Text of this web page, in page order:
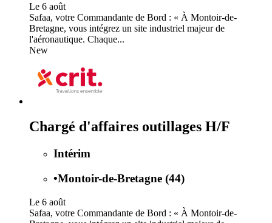
Le 6 août
Safaa, votre Commandante de Bord : « À Montoir-de-
Bretagne, vous intégrez un site industriel majeur de
l'aéronautique. Chaque...
New
Chargé d'affaires outillages H/F
Intérim
•Montoir-de-Bretagne (44)
Le 6 août
Safaa, votre Commandante de Bord : « À Montoir-de-